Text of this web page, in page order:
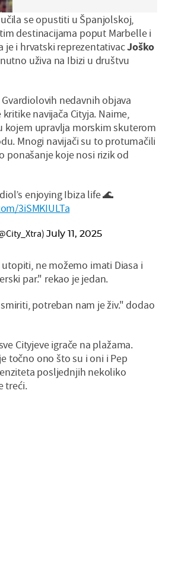
se opustiti u Španjolskoj,
destinacijama poput Marbelle i
je i hrvatski reprezentativacJoško
uživa na Ibizi u društvu
nedavnih objava
navijača Cityja. Naime,
kojem upravlja morskim skuterom
Mnogi navijači su to protumačili
ponašanje koje nosi rizik od
enjoying Ibiza life 🌊
3iSMKIULTa
July 11, 2025
ne možemo imati Diasa i
par." rekao je jedan.
potreban nam je živ." dodao
Cityjeve igrače na plažama.
točno ono što su i oni i Pep
posljednjih nekoliko
treći.